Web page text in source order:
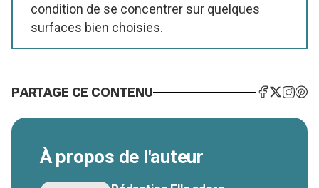
condition de se concentrer sur quelques
surfaces bien choisies.
PARTAGE CE CONTENU
À propos de l'auteur